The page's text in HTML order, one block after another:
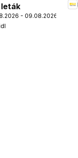
leták
- 09.08.2026